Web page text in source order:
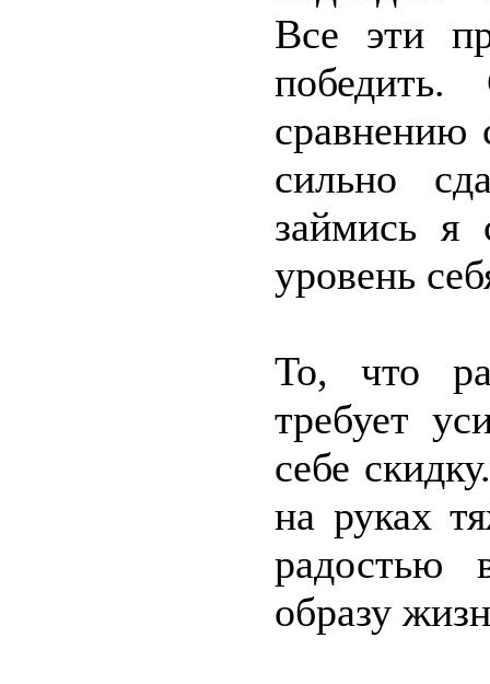
Все эти
сравнению
сильно
займись я
уровень
То, что
требует
себе
на руках
радостью
образу